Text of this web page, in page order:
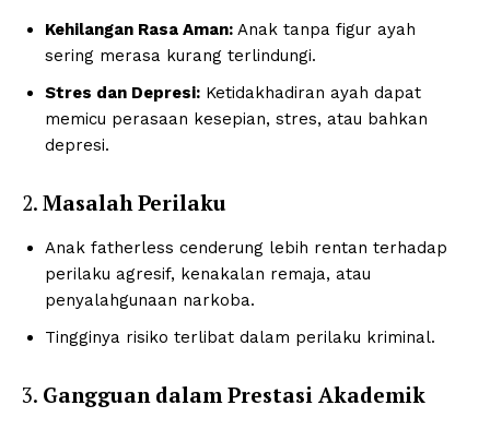
Kehilangan Rasa Aman: Anak tanpa figur ayah
sering merasa kurang terlindungi.
Stres dan Depresi: Ketidakhadiran ayah dapat
memicu perasaan kesepian, stres, atau bahkan
depresi.
2. Masalah Perilaku
Anak fatherless cenderung lebih rentan terhadap
perilaku agresif, kenakalan remaja, atau
penyalahgunaan narkoba.
Tingginya risiko terlibat dalam perilaku kriminal.
3. Gangguan dalam Prestasi Akademik